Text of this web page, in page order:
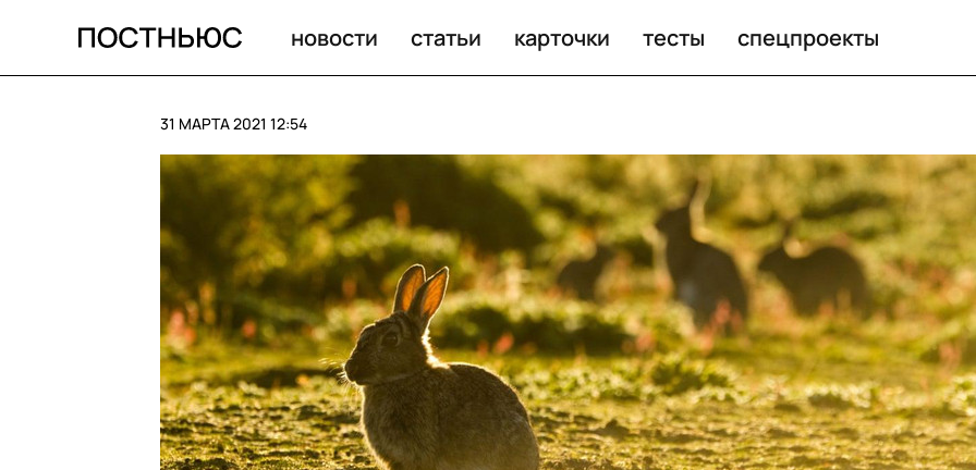
новости статьи карточки тесты спецпроекты
31 МАРТА 2021 12:54